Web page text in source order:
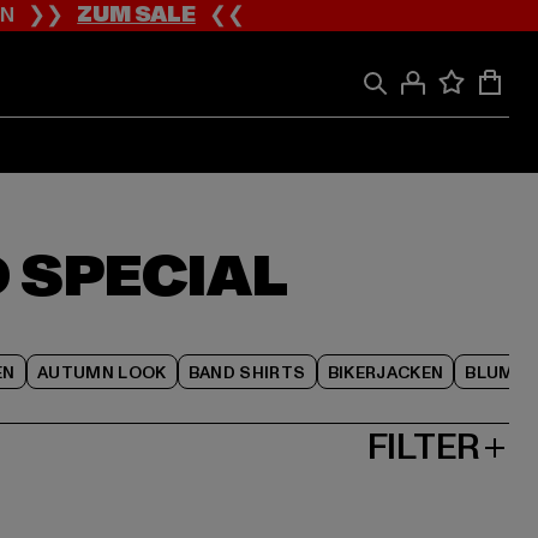
❯❯ZUM SALE❮❮
SPECIAL
AUTUMN LOOK BAND SHIRTS BIKERJACKEN
FILTER